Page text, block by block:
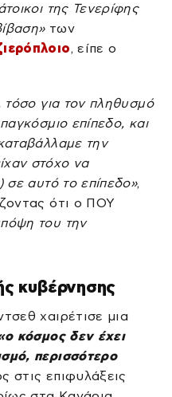
της Τενερίφης
των
, είπε ο
τόσο για τον πληθυσμό
επίπεδο, και
την
στόχο να
σε αυτό το επίπεδο»,
ότι ο ΠΟΥ
του την
κυβέρνησης
χαιρέτισε μια
κόσμος δεν έχει
περισσότερο
στις επιφυλάξεις